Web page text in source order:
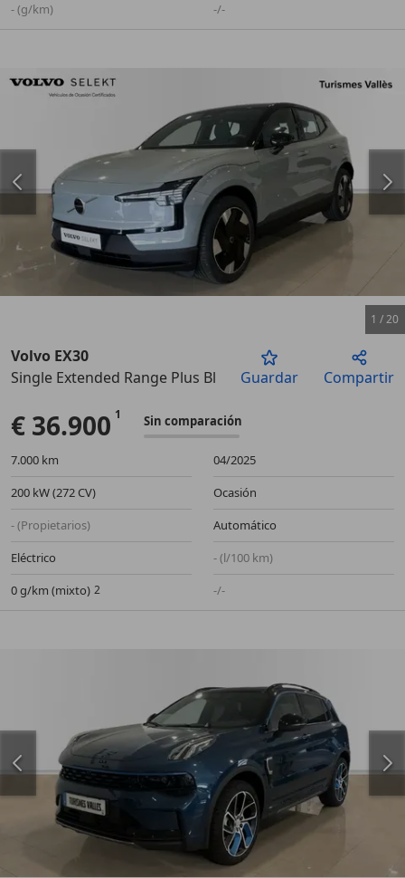
- (g/km)
-/-
Anterior
1 /20
Volvo EX30
Single Extended Range Plus Black Edition RWD
Guardar Compartir
€ 36.900 Sin comparación
7.000 km
04/2025
200 kW (272 CV)
Ocasión
- (Propietarios)
Automático
Eléctrico
- (l/100 km)
0 g/km (mixto)
-/-